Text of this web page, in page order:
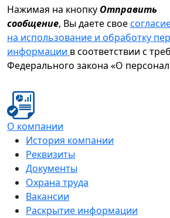
Нажимая на кнопку Отправить
сообщение, Вы даете свое
на использование и обработку
информации в соответствии с
Федерального закона «О
О компании
История компании
Реквизиты
Документы
Охрана труда
Вакансии
Раскрытие информации